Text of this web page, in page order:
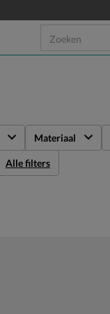
Materiaal
Alle filters